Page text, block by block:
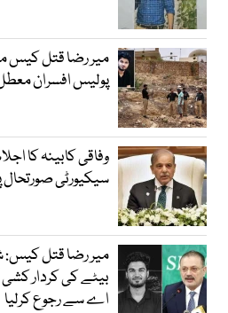
میر رضا قتل کیس
پولیس افسران
وفاقی کابینہ کا
سیکیورٹی صورتحال
میر رضا قتل کیس:
بیٹے کی کردار
اے سے رجوع کرلیا